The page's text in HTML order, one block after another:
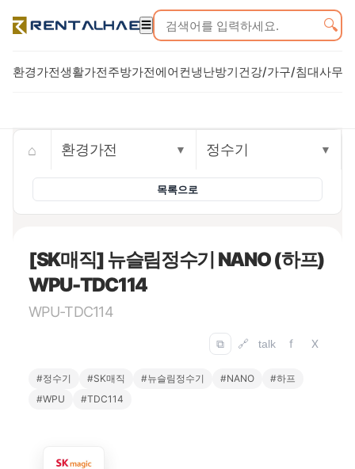
☰ 🔍
환경가전생활가전주방가전에어컨냉난방기건강/가구/침대사무
Trusted rental commerce storefront
⌂ 환경가전 ▼ 정수기 ▼
목록으로
[SK매직] 뉴슬림정수기 NANO (하프)
WPU-TDC114
WPU-TDC114
⧉ 🔗 talk f X
#정수기 #SK매직 #뉴슬림정수기 #NANO
#하프
#WPU
#TDC114